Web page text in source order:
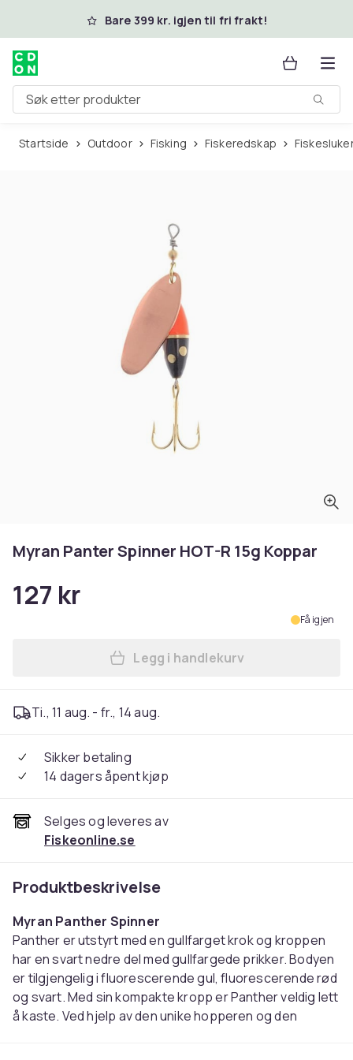
Hopp til hovedinnholdBare 399 kr. igjen til fri frakt!
Søk etter produkter
Startside Outdoor Fisking Fiskeredskap
Myran Panter Spinner HOT-R 15g Koppar
127 kr
Få igjen
Legg Myran Panter
Legg i handlekurv
Ti., 11 aug. - fr., 14 aug.
Sikker betaling
14 dagers åpent kjøp
Selges og leveres av
Fiskeonline.se
Produktbeskrivelse
Myran Panther Spinner
Panther er utstyrt med en gullfarget krok og kroppen
har en svart nedre del med gullfargede prikker. Bodyen
er tilgjengelig i fluorescerende gul, fluorescerende rød
og svart. Med sin kompakte kropp er Panther veldig lett
å kaste. Ved hjelp av den unike hopperen og den